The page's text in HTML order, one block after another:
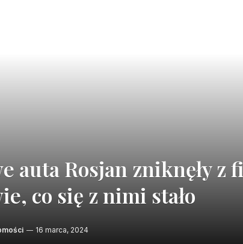
auta Rosjan zniknęły z
co się z nimi stało
16 marca, 2024